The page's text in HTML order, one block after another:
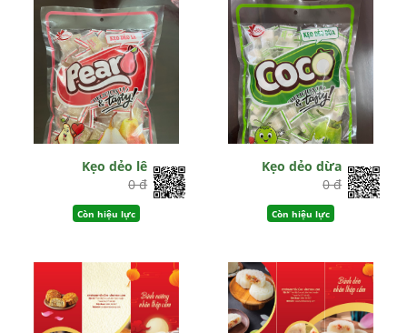
Kẹo dẻo lê
0 đ
Còn hiệu lực
Kẹo dẻo dừa
0 đ
Còn hiệu lực